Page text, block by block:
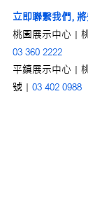
立即聯繫我們，
桃園展示中心｜
03 360 2222
平鎮展示中心｜
號｜ 03 402 0988